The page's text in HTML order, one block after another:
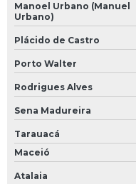
Manoel Urbano (Manuel
Urbano)
Plácido de Castro
Porto Walter
Rodrigues Alves
Sena Madureira
Tarauacá
Maceió
Atalaia